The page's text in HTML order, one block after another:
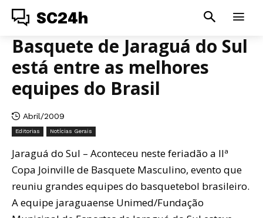
SC24h
Basquete de Jaraguá do Sul
está entre as melhores
equipes do Brasil
Abril/2009
Editorias Notícias Gerais
Jaraguá do Sul – Aconteceu neste feriadão a IIª
Copa Joinville de Basquete Masculino, evento que
reuniu grandes equipes do basquetebol brasileiro.
A equipe jaraguaense Unimed/Fundação